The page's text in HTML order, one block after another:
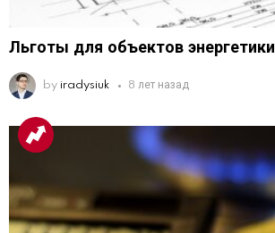
Льготы для объектов энергетики
by iradysiuk 8 лет назад